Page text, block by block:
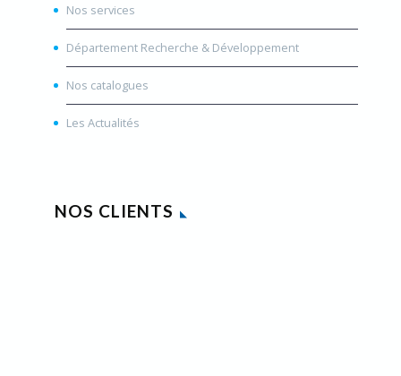
Nos services
Département Recherche & Développement
Nos catalogues
Les Actualités
NOS CLIENTS